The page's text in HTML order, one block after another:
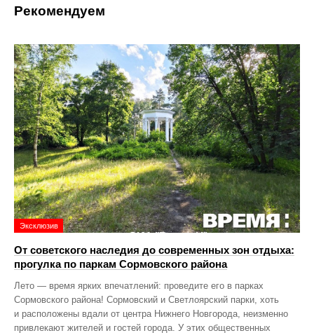
Рекомендуем
Эксклюзив
От советского наследия до современных зон отдыха:
прогулка по паркам Сормовского района
Лето — время ярких впечатлений: проведите его в парках
Сормовского района! Сормовский и Светлоярский парки, хоть
и расположены вдали от центра Нижнего Новгорода, неизменно
привлекают жителей и гостей города. У этих общественных